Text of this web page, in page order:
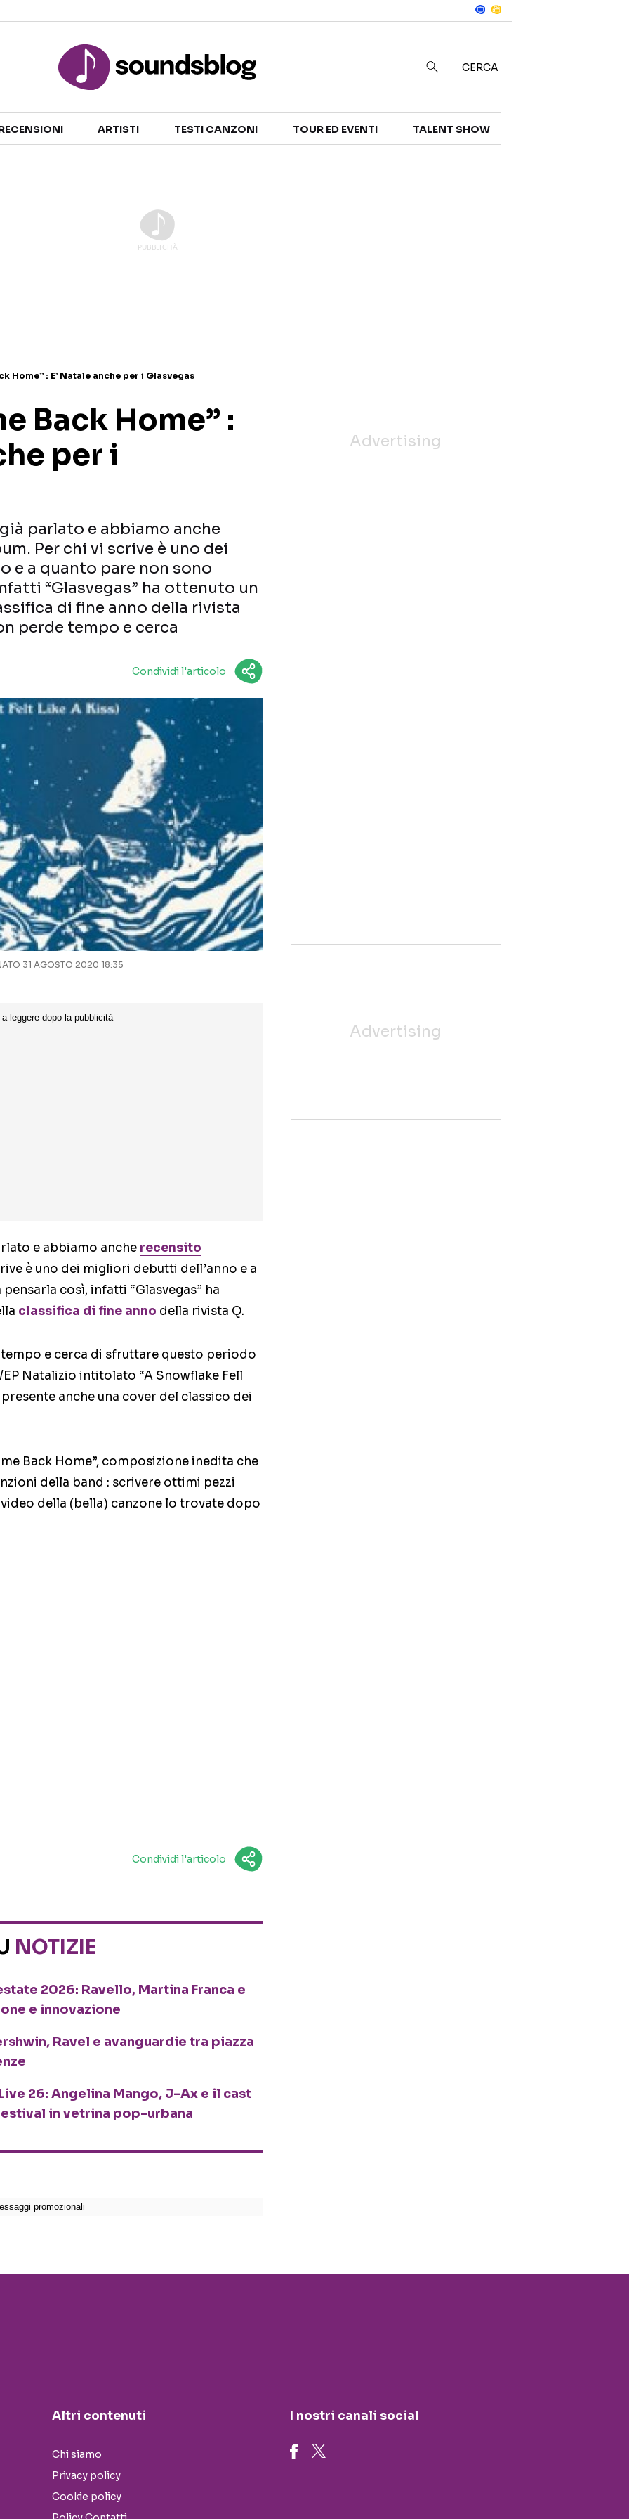
TALENT SHOW
CERCA
ARTISTI TESTI CANZONI TOUR ED EVENTI TALENT SHOW
Home” : E’ Natale anche per i Glasvegas
Back Home” :
per i
parlato e abbiamo anche
Per chi vi scrive è uno dei
e a quanto pare non sono
“Glasvegas” ha ottenuto un
di fine anno della rivista
perde tempo e cerca
Condividi l'articolo
31 AGOSTO 2020 18:35
e abbiamo anche recensito
è uno dei migliori debutti dell’anno e a
così, infatti “Glasvegas” ha
classifica di fine anno della rivista Q.
e cerca di sfruttare questo periodo
Natalizio intitolato “A Snowflake Fell
anche una cover del classico dei
Back Home”, composizione inedita che
della band : scrivere ottimi pezzi
della (bella) canzone lo trovate dopo
Condividi l'articolo
NOTIZIE
2026: Ravello, Martina Franca e
e innovazione
Ravel e avanguardie tra piazza
26: Angelina Mango, J-Ax e il cast
in vetrina pop-urbana
Altri contenuti
Chi siamo
Privacy policy
Cookie policy
I nostri canali social